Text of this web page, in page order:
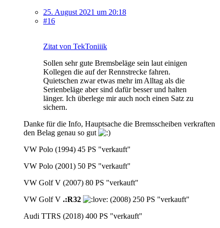
25. August 2021 um 20:18
#16
Zitat von TekToniiik
Sollen sehr gute Bremsbeläge sein laut einigen
Kollegen die auf der Rennstrecke fahren.
Quietschen zwar etwas mehr im Alltag als die
Serienbeläge aber sind dafür besser und halten
länger. Ich überlege mir auch noch einen Satz zu
sichern.
Danke für die Info, Hauptsache die Bremsscheiben verkraften
den Belag genau so gut
VW Polo (1994) 45 PS "verkauft"
VW Polo (2001) 50 PS "verkauft"
VW Golf V (2007) 80 PS "verkauft"
VW Golf V .:R32
(2008) 250 PS "verkauft"
Audi TTRS (2018) 400 PS "verkauft"